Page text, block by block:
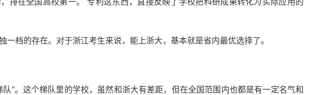
一档的存在。对于浙江考生来说，能上浙大，基本就是省内最优选择了。
”。这个梯队里的学校，虽然和浙大有差距，但在全国范围内也都是有一定名气和